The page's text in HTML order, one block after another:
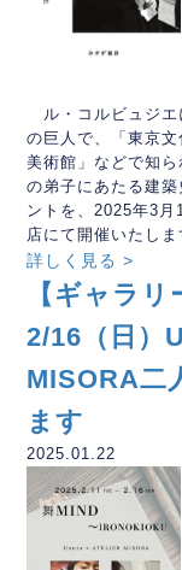
ル・コルビュジエ
の巨人で、「東京
美術館」などで知
の弟子にあたる建
ントを、2025年3月
店にて開催いたしま
詳しく見る >
【ギャラ
2/16（日
MISORA二
ます
2025.01.22